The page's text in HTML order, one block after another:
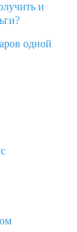
и
одной
и что
деньги?
и